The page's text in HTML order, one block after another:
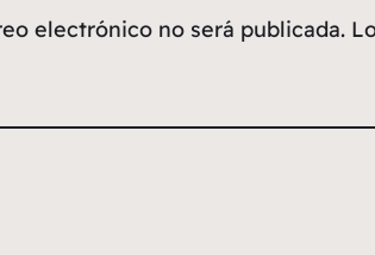
electrónico no será publicada.